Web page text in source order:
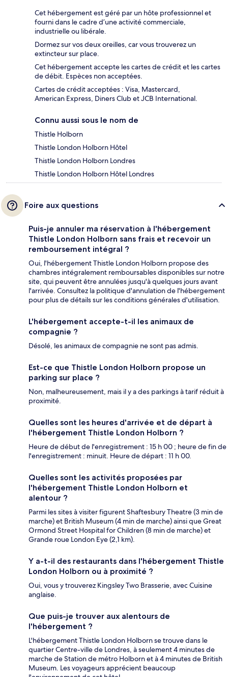
Cet hébergement est géré par un hôte professionnel et
fourni dans le cadre d’une activité commerciale,
industrielle ou libérale.
Dormez sur vos deux oreilles, car vous trouverez un
extincteur sur place.
Cet hébergement accepte les cartes de crédit et les cartes
de débit. Espèces non acceptées.
Cartes de crédit acceptées : Visa, Mastercard,
American Express, Diners Club et JCB International.
Connu aussi sous le nom de
Thistle Holborn
Thistle London Holborn Hôtel
Thistle London Holborn Londres
Thistle London Holborn Hôtel Londres
Foire aux questions
Puis-je annuler ma réservation à l'hébergement
Thistle London Holborn sans frais et recevoir un
remboursement intégral ?
Oui, l'hébergement Thistle London Holborn propose des
chambres intégralement remboursables disponibles sur notre
site, qui peuvent être annulées jusqu'à quelques jours avant
l'arrivée. Consultez la politique d'annulation de l'hébergement
pour plus de détails sur les conditions générales d'utilisation.
L'hébergement accepte-t-il les animaux de
compagnie ?
Désolé, les animaux de compagnie ne sont pas admis.
Est-ce que Thistle London Holborn propose un
parking sur place ?
Non, malheureusement, mais il y a des parkings à tarif réduit à
proximité.
Quelles sont les heures d'arrivée et de départ à
l'hébergement Thistle London Holborn ?
Heure de début de l'enregistrement : 15 h 00 ; heure de fin de
l'enregistrement : minuit. Heure de départ : 11 h 00.
Quelles sont les activités proposées par
l'hébergement Thistle London Holborn et
alentour ?
Parmi les sites à visiter figurent Shaftesbury Theatre (3 min de
marche) et British Museum (4 min de marche) ainsi que Great
Ormond Street Hospital for Children (8 min de marche) et
Grande roue London Eye (2,1 km).
Y a-t-il des restaurants dans l'hébergement Thistle
London Holborn ou à proximité ?
Oui, vous y trouverez Kingsley Two Brasserie, avec Cuisine
anglaise.
Que puis-je trouver aux alentours de
l'hébergement ?
L'hébergement Thistle London Holborn se trouve dans le
quartier Centre-ville de Londres, à seulement 4 minutes de
marche de Station de métro Holborn et à 4 minutes de British
Museum. Les voyageurs apprécient beaucoup